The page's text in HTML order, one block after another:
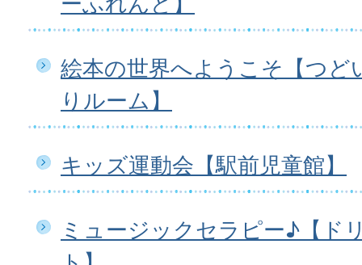
絵本の世界へようこそ【つど
りルーム】
キッズ運動会【駅前児童館】
ミュージックセラピー♪【ド